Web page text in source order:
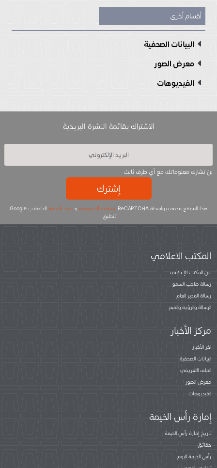
أقسام أخرى
البيانات الصحفية
معرض الصور
الفيديوهات
الاشتراك بقائمة النشرة البريدية
لن نشارك معلوماتك مع أي طرف ثالث
إشترك
هذا الموقع محمي بواسطة ReCAPTCHA. سياسة الخصوصية وبنود الخدمة
الخاصة ب Google
تتطبق.
المكتب الاعلامي
عن المكتب الإعلامي
رسالة صاحب السمو
رسالة المدير العام
الرسالة والرؤية والقيم
مركز الأخبار
اخر الأخبار
البيانات الصحفية
الملف التعريفي
معرض الصور
الفيديوهات
إمارة رأس الخيمة
تاريخ إمارة رأس الخيمة
حقائق
رأس الخيمة اليوم